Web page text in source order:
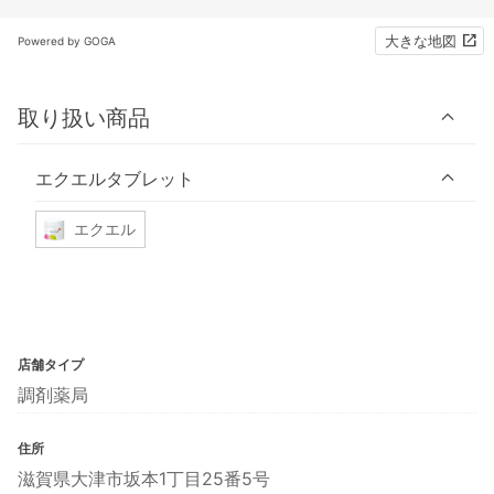
Powered by GOGA 大きな地図
取り扱い商品
エクエルタブレット
エクエル
店舗タイプ
調剤薬局
住所
滋賀県大津市坂本1丁目25番5号